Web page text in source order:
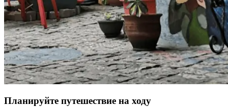
Планируйте путешествие на ходу